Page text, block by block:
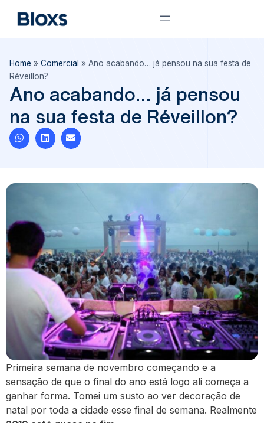
Home » Comercial » Ano acabando… já pensou na sua festa de
Réveillon?
Ano acabando… já pensou
na sua festa de Réveillon?
Primeira semana de novembro começando e a
sensação de que o final do ano está logo ali começa a
ganhar forma. Tomei um susto ao ver decoração de
natal por toda a cidade esse final de semana. Realmente